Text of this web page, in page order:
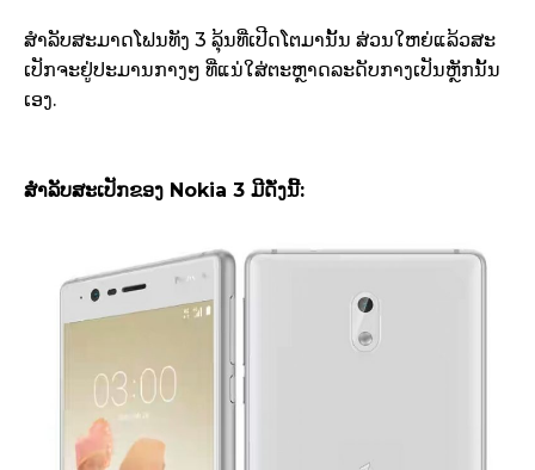
ສຳລັບສະມາດໂຟນທັງ 3 ລຸ້ນທີ່ເປີດໂຕມານັ້ນ ສ່ວນໃຫຍ່ແລ້ວສະ
ເປັກຈະຢູ່ປະມານກາງໆ ທີ່ແນ່ໃສ່ຕະຫຼາດລະດັບກາງເປັນຫຼັກນັ້ນ
ເອງ.
ສຳລັບສະເປັກຂອງ Nokia 3 ມີດັ່ງນີ້: